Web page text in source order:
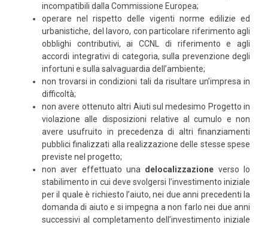
incompatibili dalla Commissione Europea;
operare nel rispetto delle vigenti norme edilizie ed
urbanistiche, del lavoro, con particolare riferimento agli
obblighi contributivi, ai CCNL di riferimento e agli
accordi integrativi di categoria, sulla prevenzione degli
infortuni e sulla salvaguardia dell’ambiente;
non trovarsi in condizioni tali da risultare un’impresa in
difficoltà;
non avere ottenuto altri Aiuti sul medesimo Progetto in
violazione alle disposizioni relative al cumulo e non
avere usufruito in precedenza di altri finanziamenti
pubblici finalizzati alla realizzazione delle stesse spese
previste nel progetto;
non aver effettuato una delocalizzazione verso lo
stabilimento in cui deve svolgersi l’investimento iniziale
per il quale è richiesto l’aiuto, nei due anni precedenti la
domanda di aiuto e si impegna a non farlo nei due anni
successivi al completamento dell’investimento iniziale